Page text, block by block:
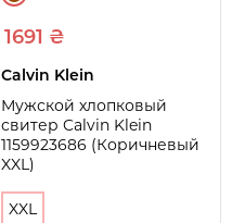
1691 ₴
Calvin Klein
Мужской хлопковый
свитер Calvin Klein
1159923686 (Коричневый
XXL)
XXL